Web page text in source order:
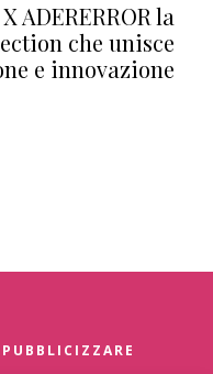
ADERERROR la
che unisce
e innovazione
PUBBLICIZZARE